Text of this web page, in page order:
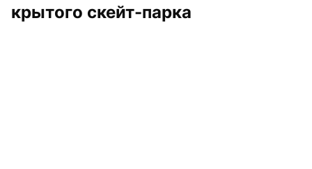
крытого скейт-парка